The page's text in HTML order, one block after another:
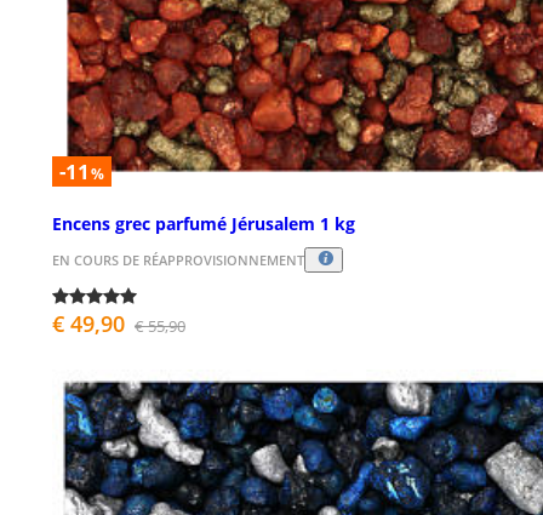
-11 %
Encens grec parfumé Jérusalem 1 kg
EN COURS DE RÉAPPROVISIONNEMENT
€ 49,90 € 55,90